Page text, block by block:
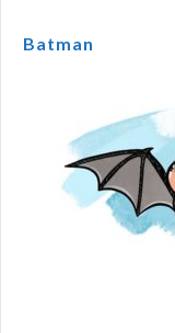
Batman